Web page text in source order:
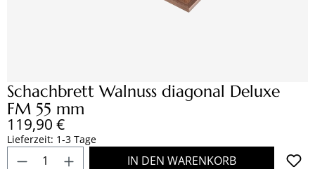
Schachbrett Walnuss diagonal Deluxe
FM 55 mm
Regulärer Preis:
119,90 €
Lieferzeit: 1-3 Tage
Produkt Anzahl: Gib den gewünschten
IN DEN WARENKORB